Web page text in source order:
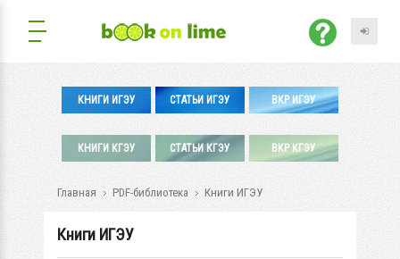
КНИГИ ИГЭУ СТАТЬИ ИГЭУ ВКР ИГЭУ
КНИГИ КГЭУ СТАТЬИ КГЭУ ВКР КГЭУ
Главная PDF-библиотека Книги ИГЭУ
Книги ИГЭУ